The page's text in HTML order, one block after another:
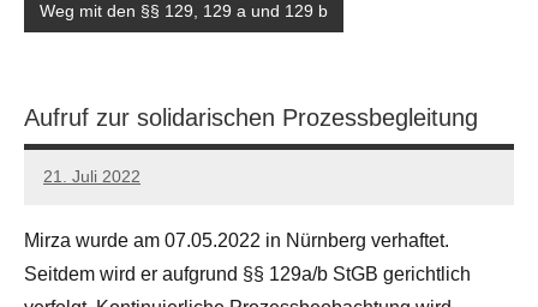
Weg mit den §§ 129, 129 a und 129 b
Aufruf zur solidarischen Prozessbegleitung
21. Juli 2022
network
Mirza wurde am 07.05.2022 in Nürnberg verhaftet.
Seitdem wird er aufgrund §§ 129a/b StGB gerichtlich